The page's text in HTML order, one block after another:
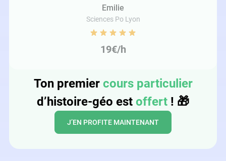
Emilie
Sciences Po Lyon
19€/h
Ton premier cours particulier
d’histoire-géo est offert ! 🎁
J’EN PROFITE MAINTENANT